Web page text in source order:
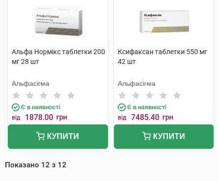
Альфа Нормікс таблетки 200
мг 28 шт
Альфасігма
Є в наявності
від 1878.00 грн
КУПИТИ
Ксифаксан таблетки 550 мг
42 шт
Альфасігма
Є в наявності
від 7485.40 грн
КУПИТИ
Показано 12 з 12